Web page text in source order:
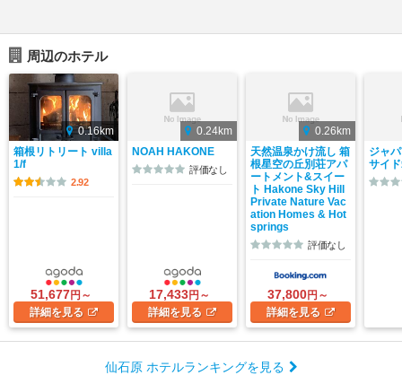
周辺のホテル
0.16km
箱根リトリート villa
1/f
2.92
51,677円～
詳細を見る
0.24km
NOAH HAKONE
評価なし
17,433円～
詳細を見る
0.26km
天然温泉かけ流し 箱
根星空の丘別荘アパ
ートメント&スイー
ト Hakone Sky Hill
Private Nature Vac
ation Homes & Hot
springs
評価なし
37,800円～
詳細を見る
ジャ
サイ
仙石原 ホテルランキングを見る